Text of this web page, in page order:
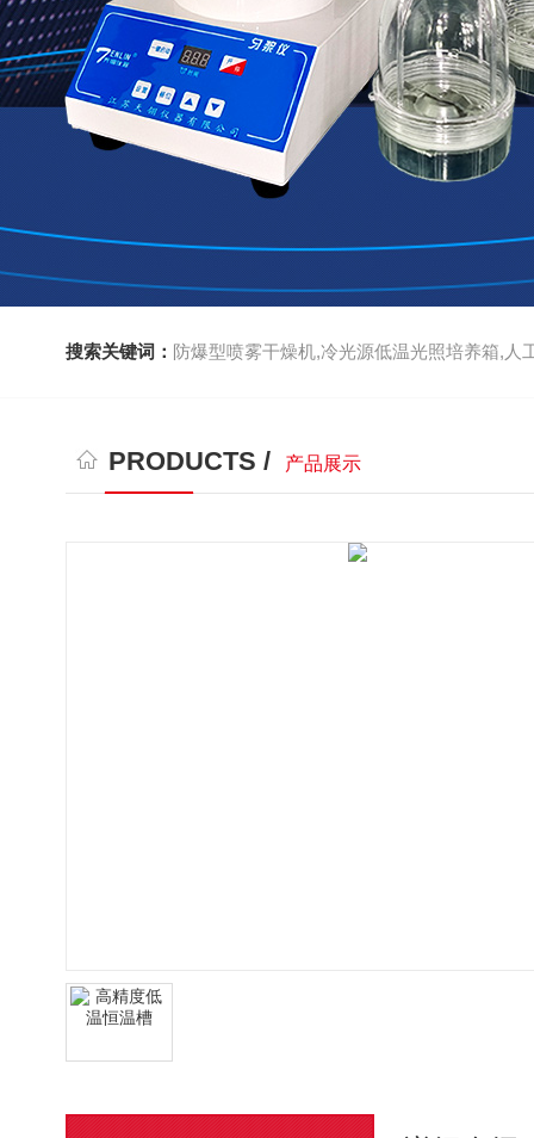
搜索关键词： 防爆型喷雾干燥机,冷光源低温光照培养箱,人
PRODUCTS / 产品展示